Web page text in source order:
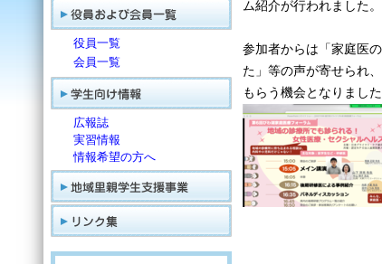
役員一覧
会員一覧
広報誌
実習情報
情報希望の方へ
ム紹介が行われました。
参加者からは「家庭医
た」等の声が寄せられ
もらう機会となりました